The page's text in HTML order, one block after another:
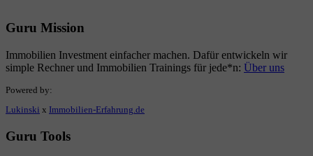
Guru Mission
Immobilien Investment einfacher machen. Dafür entwickeln wir
simple Rechner und Immobilien Trainings für jede*n: Über uns
Powered by:
Lukinski x Immobilien-Erfahrung.de
Guru Tools